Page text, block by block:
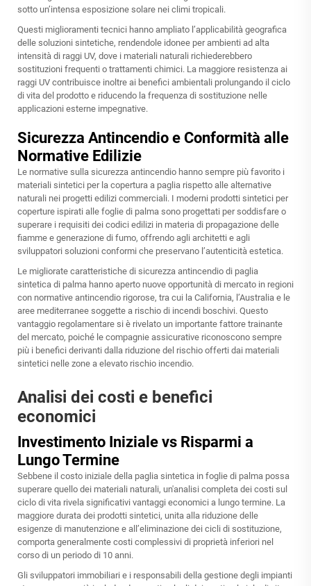
sotto un’intensa esposizione solare nei climi tropicali.
Questi miglioramenti tecnici hanno ampliato l’applicabilità geografica
delle soluzioni sintetiche, rendendole idonee per ambienti ad alta
intensità di raggi UV, dove i materiali naturali richiederebbero
sostituzioni frequenti o trattamenti chimici. La maggiore resistenza ai
raggi UV contribuisce inoltre ai benefici ambientali prolungando il ciclo
di vita del prodotto e riducendo la frequenza di sostituzione nelle
applicazioni esterne impegnative.
Sicurezza Antincendio e Conformità alle
Normative Edilizie
Le normative sulla sicurezza antincendio hanno sempre più favorito i
materiali sintetici per la copertura a paglia rispetto alle alternative
naturali nei progetti edilizi commerciali. I moderni prodotti sintetici per
coperture ispirati alle foglie di palma sono progettati per soddisfare o
superare i requisiti dei codici edilizi in materia di propagazione delle
fiamme e generazione di fumo, offrendo agli architetti e agli
sviluppatori soluzioni conformi che preservano l’autenticità estetica.
Le migliorate caratteristiche di sicurezza antincendio di paglia
sintetica di palma hanno aperto nuove opportunità di mercato in regioni
con normative antincendio rigorose, tra cui la California, l’Australia e le
aree mediterranee soggette a rischio di incendi boschivi. Questo
vantaggio regolamentare si è rivelato un importante fattore trainante
del mercato, poiché le compagnie assicurative riconoscono sempre
più i benefici derivanti dalla riduzione del rischio offerti dai materiali
sintetici nelle zone a elevato rischio incendio.
Analisi dei costi e benefici
economici
Investimento Iniziale vs Risparmi a
Lungo Termine
Sebbene il costo iniziale della paglia sintetica in foglie di palma possa
superare quello dei materiali naturali, un'analisi completa dei costi sul
ciclo di vita rivela significativi vantaggi economici a lungo termine. La
maggiore durata dei prodotti sintetici, unita alla riduzione delle
esigenze di manutenzione e all’eliminazione dei cicli di sostituzione,
comporta generalmente costi complessivi di proprietà inferiori nel
corso di un periodo di 10 anni.
Gli sviluppatori immobiliari e i responsabili della gestione degli impianti